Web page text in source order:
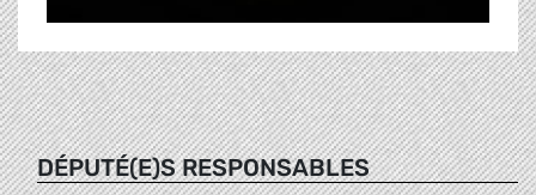
DÉPUTÉ(E)S RESPONSABLES